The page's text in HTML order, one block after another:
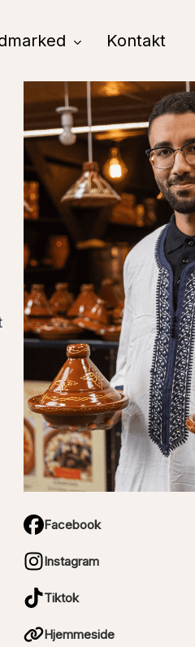
Kontakt
Facebook
Instagram
Tiktok
Hjemmeside